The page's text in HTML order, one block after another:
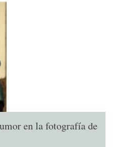
en la fotografía de